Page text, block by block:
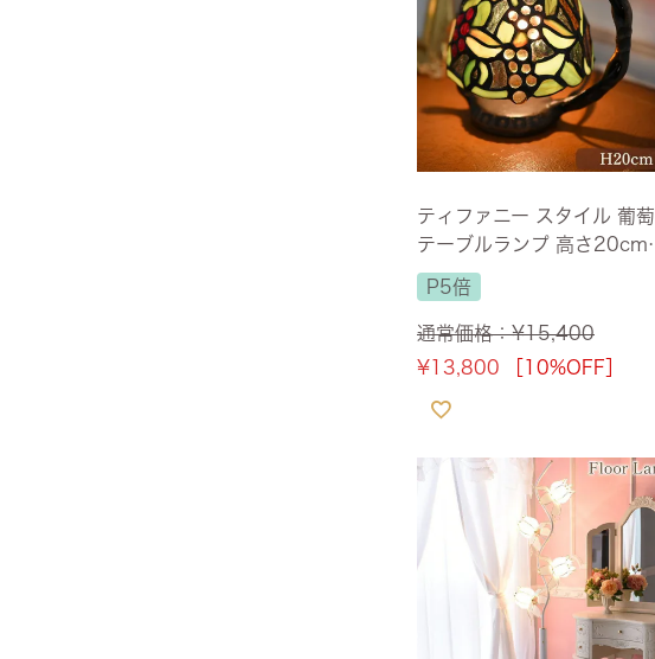
ティファニー スタイル 葡萄
テーブルランプ 高さ20cm
【送料無料】
P5倍
通常価格：¥15,400
¥13,800 ［10%OFF］